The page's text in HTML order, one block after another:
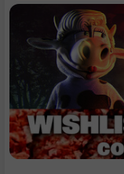
1.评测
关于此游戏
.系统需求
支持作者
. 学习